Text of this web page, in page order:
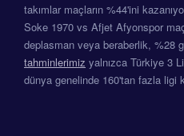
takımlar maçların %44'ini
Soke 1970 vs Afjet Afyonspor
deplasman veya beraberlik, %28
tahminlerimiz yalnızca Türkiye 3
dünya genelinde 160'tan fazla ligi